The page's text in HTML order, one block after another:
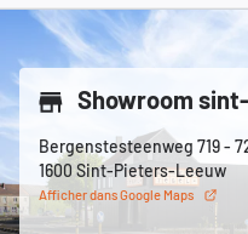
Showroom
Bergenstesteenweg 719 -
1600 Sint-Pieters-Leeuw
Afficher dans Google Maps